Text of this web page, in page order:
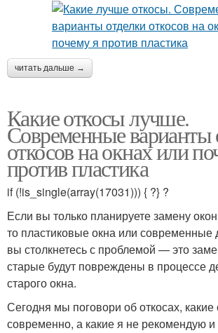
читать дальше →
Какие откосы лучше.
Современные варианты
откосов на окнах или
против пластика
if (!is_single(array(17031))) { ?} ?
Если вы только планируете замену
то пластиковые окна или
вы столкнетесь с проблемой — это
старые будут повреждены в процессе
старого окна.
Сегодня мы поговори об откосах,
современно, а какие я не рекомендую